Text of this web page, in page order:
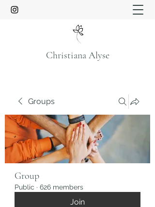
Christiana Alyse
Groups
Group
Public · 626 members
Join